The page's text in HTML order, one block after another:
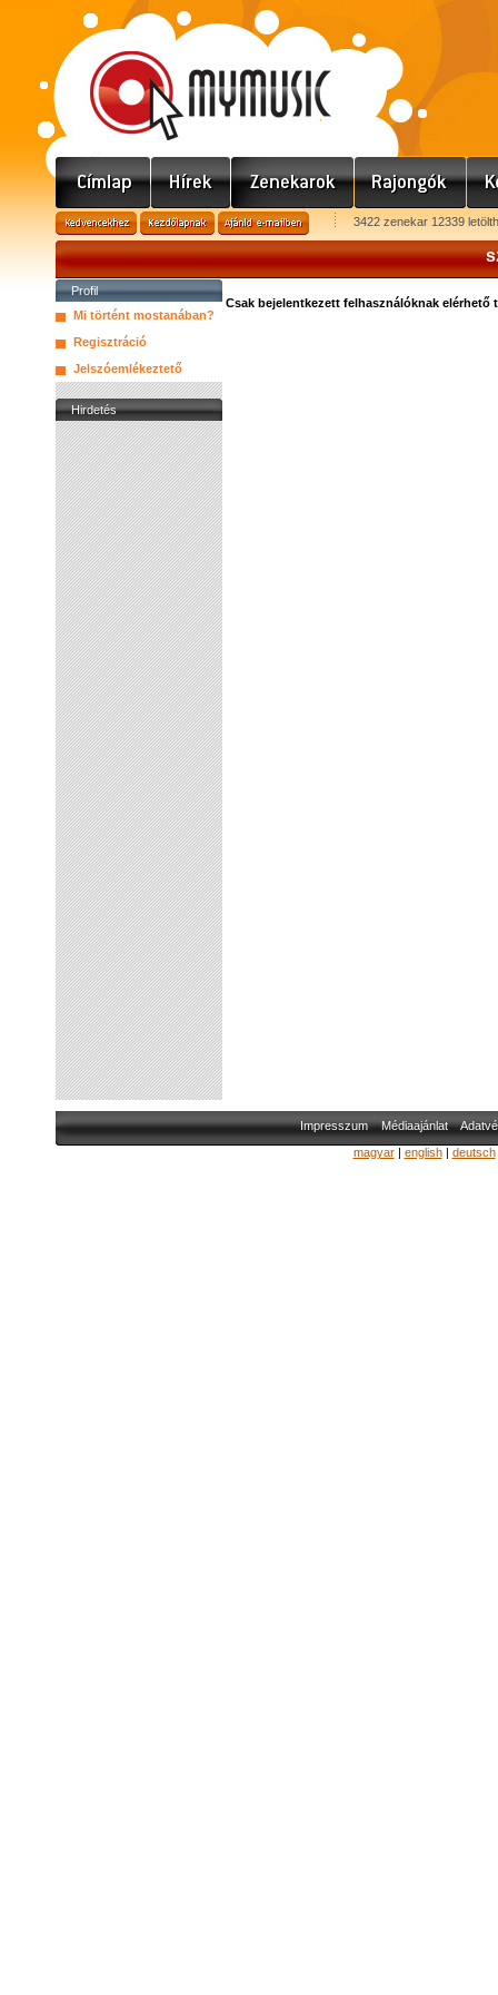
3422 zenekar 12339
Profil
Mi történt mostanában?
Regisztráció
Jelszóemlékeztető
Hirdetés
Csak bejelentkezett felhasználóknak elérhető
Impresszum Médiaajánlat
magyar| english| deutsch